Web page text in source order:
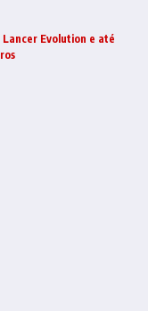
Lancer Evolution e até